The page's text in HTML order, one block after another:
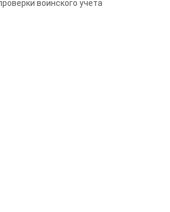
воинского учета